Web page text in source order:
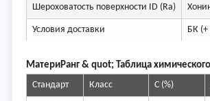
Шероховатость поверхности ID (Ra)
Условия доставки БК
МатериРанг & quot; Таблица химического
Стандарт
Класс С (%)